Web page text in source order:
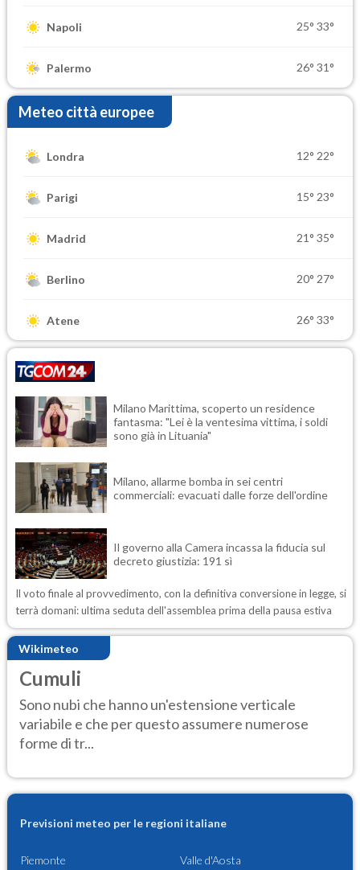
Napoli 25° 33°
Palermo 26° 31°
Meteo città europee
Londra 12° 22°
Parigi 15° 23°
Madrid 21° 35°
Berlino 20° 27°
Atene 26° 33°
Milano Marittima, scoperto un residence
fantasma: "Lei è la ventesima vittima, i soldi
sono già in Lituania"
Milano, allarme bomba in sei centri
commerciali: evacuati dalle forze dell'ordine
Il governo alla Camera incassa la fiducia sul
decreto giustizia: 191 sì
Il voto finale al provvedimento, con la definitiva conversione in legge, si
terrà domani: ultima seduta dell'assemblea prima della pausa estiva
Wikimeteo
Cumuli
Sono nubi che hanno un'estensione verticale
variabile e che per questo assumere numerose
forme di tr...
Previsioni meteo per le regioni italiane
Piemonte Valle d'Aosta